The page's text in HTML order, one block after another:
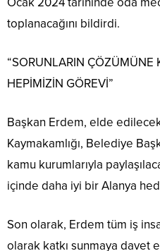
toplanacağını bildirdi.
“SORUNLARIN ÇÖZÜMÜNE
HEPİMİZİN GÖREVİ”
Başkan Erdem, elde
Kaymakamlığı, Belediye
kamu kurumlarıyla
içinde daha iyi bir Alanya
Son olarak, Erdem tüm iş
olarak katkı sunmaya davet